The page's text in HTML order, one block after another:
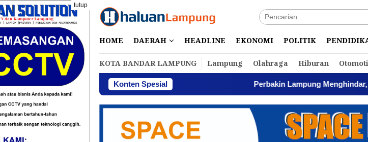
Loncat
ke
konten
tutup
HOME DAERAH HEADLINE EKONOMI POLITIK
KOTA BANDAR LAMPUNG Lampung Olahraga Hiburan
Konten Spesial Perbakin Lampung Menghindar, Dugaan